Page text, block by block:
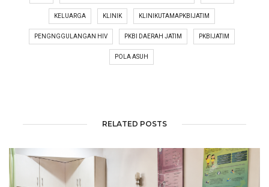
KELUARGA KLINIK KLINIKUTAMAPKBIJATIM
PENGNGGULANGAN HIV PKBI DAERAH JATIM PKBIJATIM
POLA ASUH
RELATED POSTS